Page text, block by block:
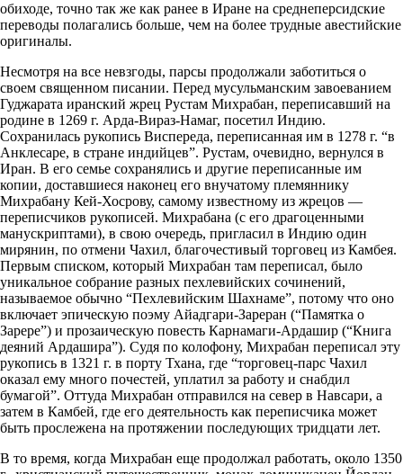
обиходе, точно так же как ранее в Иране на среднеперсидские
переводы полагались больше, чем на более трудные авестийские
оригиналы.
Несмотря на все невзгоды, парсы продолжали заботиться о
своем священном писании. Перед мусульманским завоеванием
Гуджарата иранский жрец Рустам Михрабан, переписавший на
родине в 1269 г. Арда-Вираз-Намаг, посетил Индию.
Сохранилась рукопись Виспереда, переписанная им в 1278 г. “в
Анклесаре, в стране индийцев”. Рустам, очевидно, вернулся в
Иран. В его семье сохранялись и другие переписанные им
копии, доставшиеся наконец его внучатому племяннику
Михрабану Кей-Хосрову, самому известному из жрецов —
переписчиков рукописей. Михрабана (с его драгоценными
манускриптами), в свою очередь, пригласил в Индию один
мирянин, по отмени Чахил, благочестивый торговец из Камбея.
Первым списком, который Михрабан там переписал, было
уникальное собрание разных пехлевийских сочинений,
называемое обычно “Пехлевийским Шахнаме”, потому что оно
включает эпическую поэму Айадгари-Зареран (“Памятка о
Зарере”) и прозаическую повесть Карнамаги-Ардашир (“Книга
деяний Ардашира”). Судя по колофону, Михрабан переписал эту
рукопись в 1321 г. в порту Тхана, где “торговец-парс Чахил
оказал ему много почестей, уплатил за работу и снабдил
бумагой”. Оттуда Михрабан отправился на север в Навсари, а
затем в Камбей, где его деятельность как переписчика может
быть прослежена на протяжении последующих тридцати лет.
В то время, когда Михрабан еще продолжал работать, около 1350